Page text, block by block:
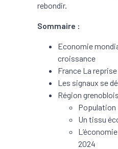
rebondir.
Sommaire :
Economie
croissance
France La
Les signaux se
Région
Population
Un tissu
2024